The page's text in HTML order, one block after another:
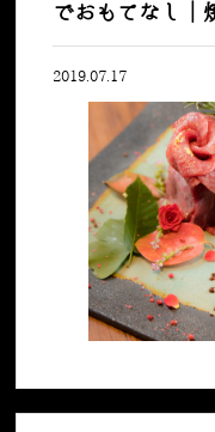
でおもてなし
2019.07.17